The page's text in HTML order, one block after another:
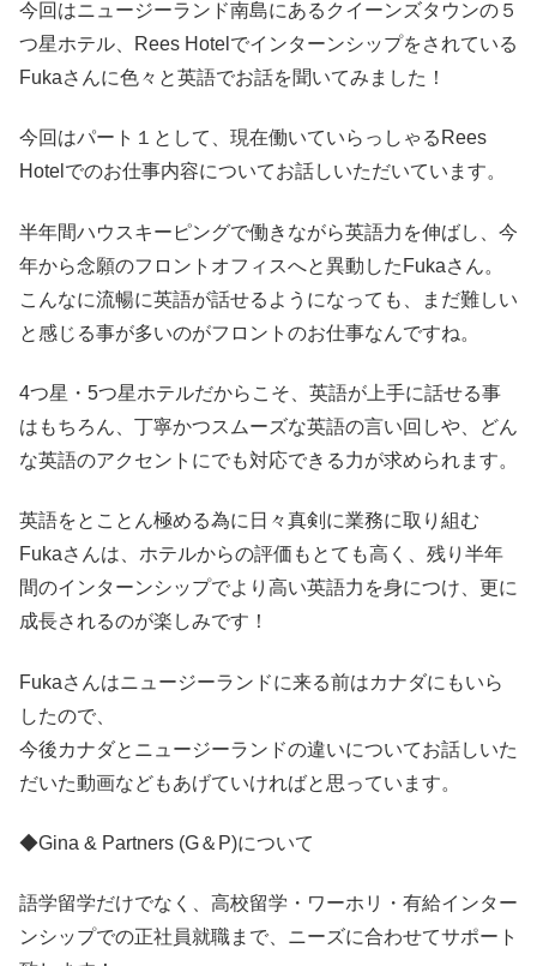
今回はニュージーランド南島にあるクイーンズタウンの５
つ星ホテル、Rees Hotelでインターンシップをされている
Fukaさんに色々と英語でお話を聞いてみました！
今回はパート１として、現在働いていらっしゃるRees
Hotelでのお仕事内容についてお話しいただいています。
半年間ハウスキーピングで働きながら英語力を伸ばし、今
年から念願のフロントオフィスへと異動したFukaさん。
こんなに流暢に英語が話せるようになっても、まだ難しい
と感じる事が多いのがフロントのお仕事なんですね。
4つ星・5つ星ホテルだからこそ、英語が上手に話せる事
はもちろん、丁寧かつスムーズな英語の言い回しや、どん
な英語のアクセントにでも対応できる力が求められます。
英語をとことん極める為に日々真剣に業務に取り組む
Fukaさんは、ホテルからの評価もとても高く、残り半年
間のインターンシップでより高い英語力を身につけ、更に
成長されるのが楽しみです！
Fukaさんはニュージーランドに来る前はカナダにもいら
したので、
今後カナダとニュージーランドの違いについてお話しいた
だいた動画などもあげていければと思っています。
◆Gina & Partners (G＆P)について
語学留学だけでなく、高校留学・ワーホリ・有給インター
ンシップでの正社員就職まで、ニーズに合わせてサポート